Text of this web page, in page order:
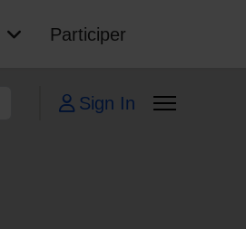
Participer
Sign In